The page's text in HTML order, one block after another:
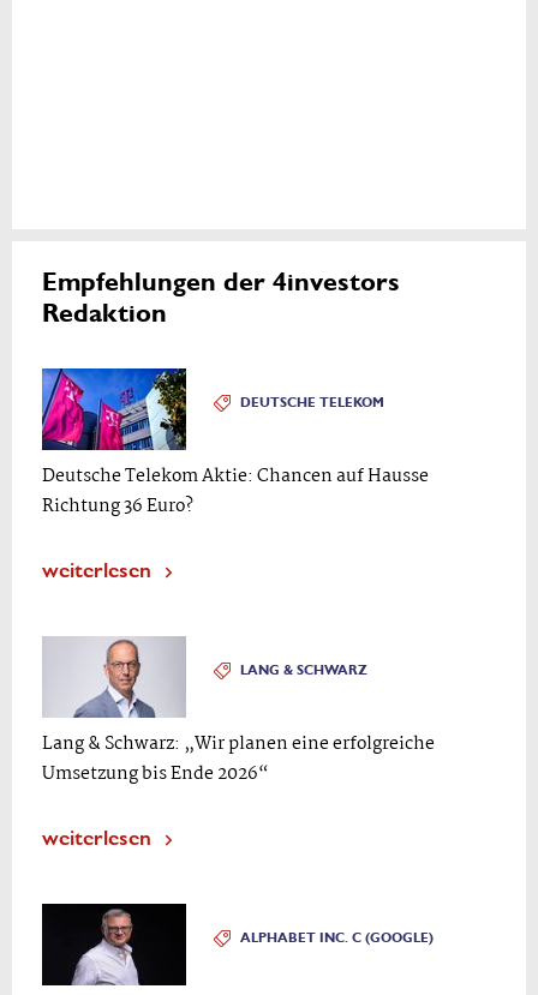
Empfehlungen der 4investors
Redaktion
DEUTSCHE TELEKOM
Deutsche Telekom Aktie: Chancen auf Hausse
Richtung 36 Euro?
weiterlesen
LANG & SCHWARZ
Lang & Schwarz: „Wir planen eine erfolgreiche
Umsetzung bis Ende 2026“
weiterlesen
ALPHABET INC. C (GOOGLE)